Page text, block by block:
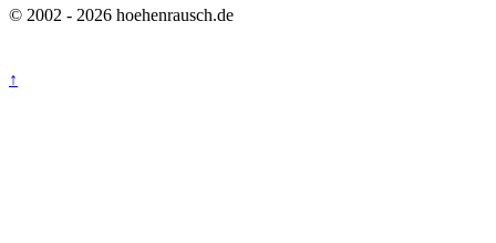
© 2002 - 2026 hoehenrausch.de
↑